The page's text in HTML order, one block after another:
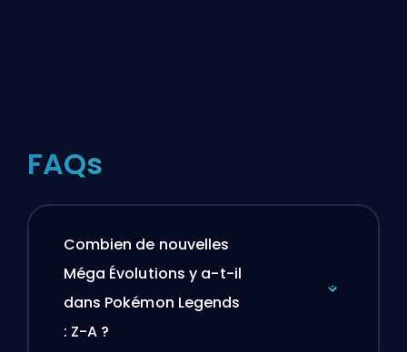
FAQs
Combien de nouvelles
Méga Évolutions y a-t-il
dans Pokémon Legends
: Z-A ?